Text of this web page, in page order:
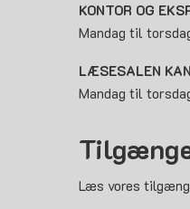
KONTOR OG
Mandag til
LÆSESALEN
Mandag til
Læs vores